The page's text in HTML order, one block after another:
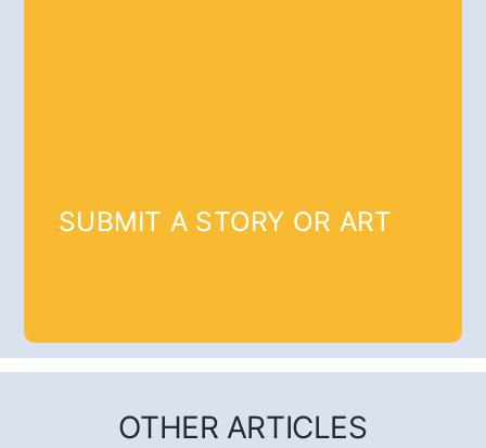
SUBMIT A STORY OR ART
OTHER ARTICLES